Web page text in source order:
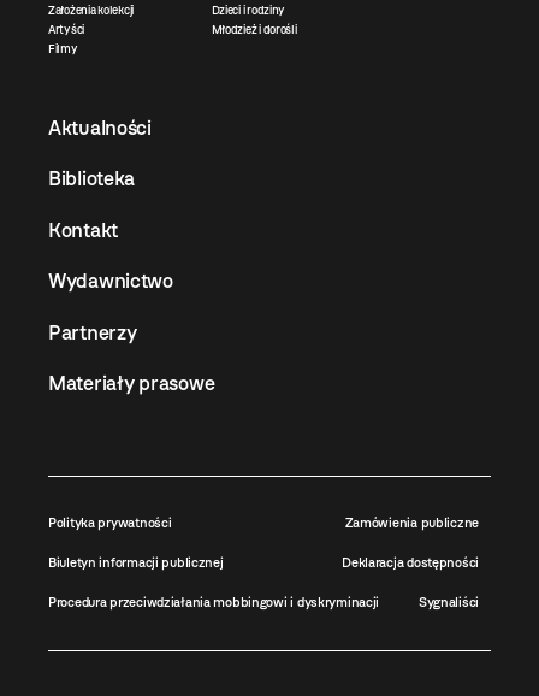
Założenia kolekcji
Artyści
Filmy
Dzieci i rodziny
Młodzież i dorośli
Aktualności
Biblioteka
Kontakt
Wydawnictwo
Partnerzy
Materiały prasowe
Polityka prywatności Zamówienia publiczne
Biuletyn informacji publicznej Deklaracja dostępności
Procedura przeciwdziałania mobbingowi i dyskryminacji Sygnaliści